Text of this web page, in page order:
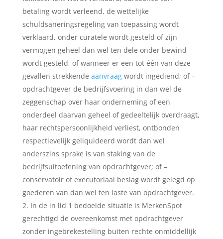
betaling wordt verleend, de wettelijke
schuldsaneringsregeling van toepassing wordt
verklaard, onder curatele wordt gesteld of zijn
vermogen geheel dan wel ten dele onder bewind
wordt gesteld, of wanneer er een tot één van deze
gevallen strekkende aanvraagwordt ingediend; of –
opdrachtgever de bedrijfsvoering in dan wel de
zeggenschap over haar onderneming of een
onderdeel daarvan geheel of gedeeltelijk overdraagt,
haar rechtspersoonlijkheid verliest, ontbonden
respectievelijk geliquideerd wordt dan wel
anderszins sprake is van staking van de
bedrijfsuitoefening van opdrachtgever; of –
conservatoir of executoriaal beslag wordt gelegd op
goederen van dan wel ten laste van opdrachtgever.
In de in lid 1 bedoelde situatie is MerkenSpot
gerechtigd de overeenkomst met opdrachtgever
zonder ingebrekestelling buiten rechte onmiddellijk